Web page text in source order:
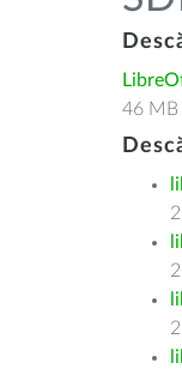
46 MB